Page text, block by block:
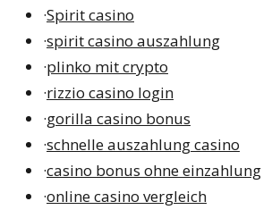
·Spirit casino
·spirit casino auszahlung
·plinko mit crypto
·rizzio casino login
·gorilla casino bonus
·schnelle auszahlung casino
·casino bonus ohne einzahlung
·online casino vergleich